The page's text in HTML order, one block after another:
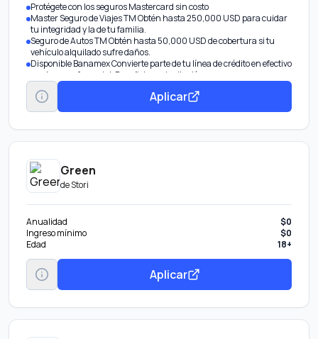
Protégete con los seguros Mastercard sin costo
Master Seguro de Viajes TM Obtén hasta 250,000 USD para cuidar
tu integridad y la de tu familia.
Seguro de Autos TM Obtén hasta 50,000 USD de cobertura si tu
vehículo alquilado sufre daños.
Disponible Banamex Convierte parte de tu línea de crédito en efectivo
con tasa preferencial. Beneficio por invitación.
Pagos Fijos Banamex® Parcializa tus compras o saldo.
Transfiere tu deuda De otros bancos con tasa de interés
preferencial.
historial.
Aplicar
Green
deStori
Anualidad
$0
Ingreso mínimo
$0
Edad
18+
Aplicar